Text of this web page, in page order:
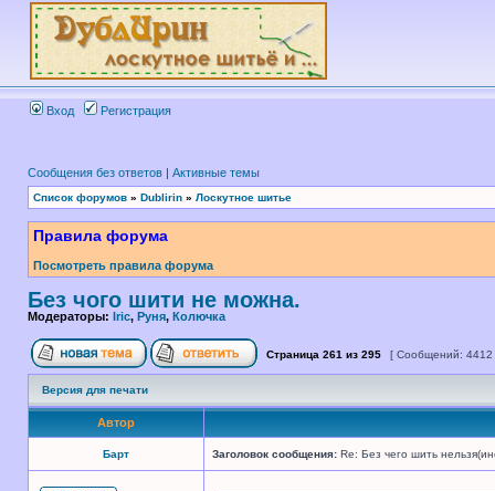
Вход Регистрация
Сообщения без ответов | Активные темы
Список форумов » Dublirin » Лоскутное шитье
Правила форума
Посмотреть правила форума
Без чого шити не можна.
Модераторы: Iric, Руня, Колючка
Страница 261 из 295 [ Сообщений:
Версия для печати
Автор
Барт Заголовок сообщения: Re: Без чего шить